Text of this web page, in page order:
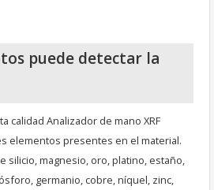
puede detectar la
calidad Analizador de mano XRF
elementos presentes en el material.
silicio, magnesio, oro, platino, estaño,
germanio, cobre, níquel, zinc,